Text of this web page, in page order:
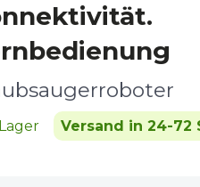
Versand in 24-72